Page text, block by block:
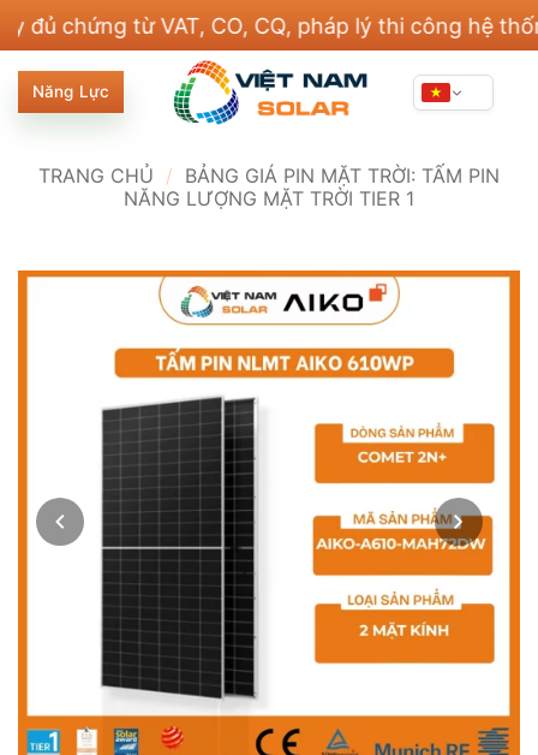
qua
nội
dung
từ VAT, CO, CQ, pháp lý thi công hệ thống
Năng Lực
TRANG CHỦ / BẢNG GIÁ PIN MẶT TRỜI: TẤM PIN
NĂNG LƯỢNG MẶT TRỜI TIER 1